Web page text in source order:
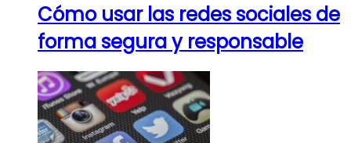
Cómo usar las redes sociales de
forma segura y responsable